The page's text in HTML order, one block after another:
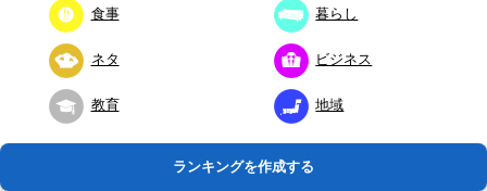
食事 暮らし
ネタ ビジネス
教育 地域
ランキングを作成する